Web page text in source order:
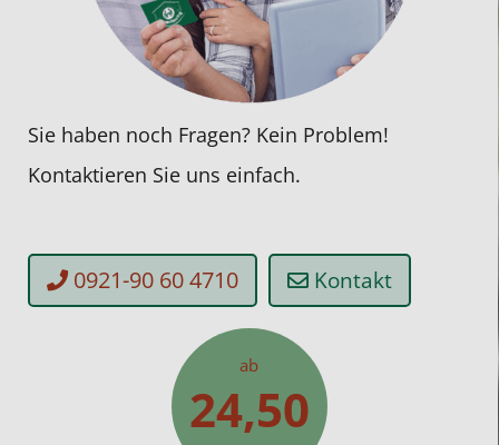
Sie haben noch Fragen? Kein Problem!
Kontaktieren Sie uns einfach.
0921-90 60 4710 Kontakt
ab
24,50